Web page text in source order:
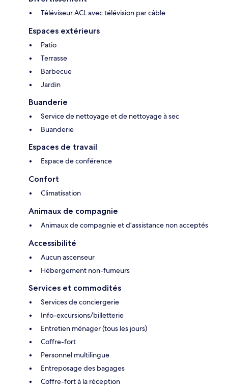
Téléviseur ACL avec télévision par câble
Espaces extérieurs
Patio
Terrasse
Barbecue
Jardin
Buanderie
Service de nettoyage et de nettoyage à sec
Buanderie
Espaces de travail
Espace de conférence
Confort
Climatisation
Animaux de compagnie
Animaux de compagnie et d’assistance non acceptés
Accessibilité
Aucun ascenseur
Hébergement non-fumeurs
Services et commodités
Services de conciergerie
Info-excursions/billetterie
Entretien ménager (tous les jours)
Coffre-fort
Personnel multilingue
Entreposage des bagages
Coffre-fort à la réception